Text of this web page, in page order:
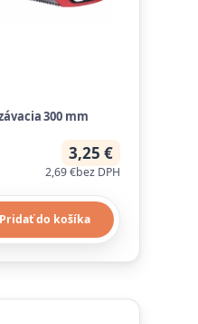
300 mm
3,25 €
2,69 €bez DPH
Pridať do košíka